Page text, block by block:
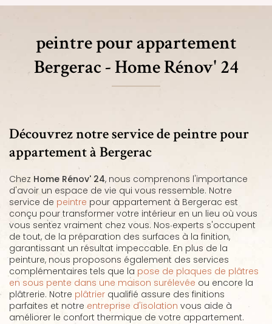
peintre pour appartement
Bergerac - Home Rénov' 24
Découvrez notre service de peintre pour
appartement à Bergerac
Chez Home Rénov' 24, nous comprenons l'importance
d'avoir un espace de vie qui vous ressemble. Notre
service de peintre pour appartement à Bergerac est
conçu pour transformer votre intérieur en un lieu où vous
vous sentez vraiment chez vous. Nos experts s'occupent
de tout, de la préparation des surfaces à la finition,
garantissant un résultat impeccable. En plus de la
peinture, nous proposons également des services
complémentaires tels que la pose de plaques de plâtres
en sous pente dans une maison surélevée ou encore la
plâtrerie. Notre plâtrier qualifié assure des finitions
parfaites et notre entreprise d'isolation vous aide à
améliorer le confort thermique de votre appartement.